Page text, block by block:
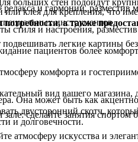
релакса и гармонии,
стиля и настроения,
пациентов более
комфорта и
вид вашего
сделайте занятия
атмосферу искусства и
клея для крепления, что
инструментов.
легкие картины
двусторонний скотч,
и долговечности.
больших стен подойдут
Она может быть как
а также